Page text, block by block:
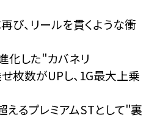
び、リールを貫くような衝
化した"カバネリ
枚数がUPし、1G最大上乗
るプレミアムSTとして"裏